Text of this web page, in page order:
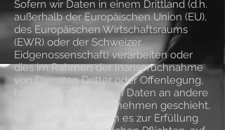
Sofern wir Daten in einem Drittland (d.h.
außerhalb der Europäischen Union (EU),
des Europäischen Wirtschaftsraums
(EWR) oder der Schweizer
Eidgenossenschaft) verarbeiten oder
dies im Rahmen der Inanspruchnahme
von Diensten Dritter oder Offenlegung,
bzw. Übermittlung von Daten an andere
Personen oder Unternehmen geschieht,
erfolgt dies nur, wenn es zur Erfüllung